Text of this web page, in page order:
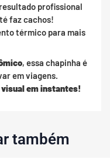
profissional
faz cachos!
térmico para mais
, essa chapinha é
em viagens.
em instantes!
também